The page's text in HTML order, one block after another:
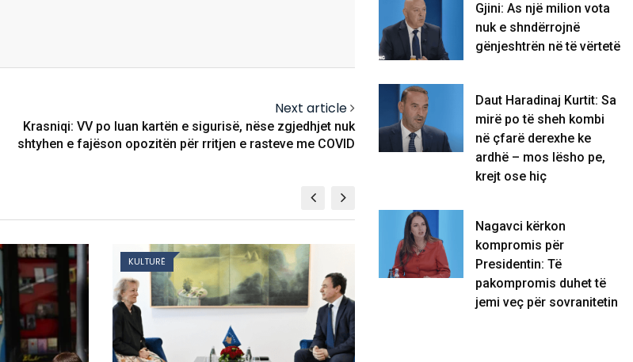
Next article
Krasniqi: VV po luan kartën e sigurisë, nëse zgjedhjet nuk
shtyhen e fajëson opozitën për rritjen e rasteve me COVID
KULTURË KULTURË
Gjini: As një milion vota
nuk e shndërrojnë
gënjeshtrën në të vërtetë
Daut Haradinaj Kurtit: Sa
mirë po të sheh kombi
në çfarë derexhe ke
ardhë – mos lësho pe,
krejt ose hiç
Nagavci kërkon
kompromis për
Presidentin: Të
pakompromis duhet të
jemi veç për sovranitetin